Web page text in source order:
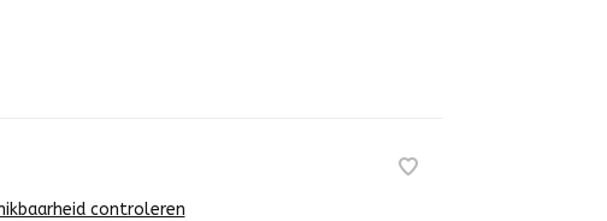
controleren